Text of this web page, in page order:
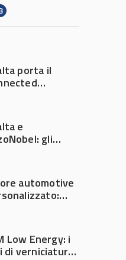
porta il
2026
e
gli
automotive
ingegneria
Low Energy: i
di verniciatura